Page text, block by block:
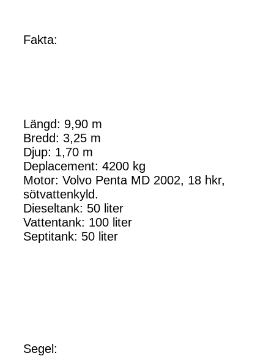
Fakta:
Längd: 9,90 m
Bredd: 3,25 m
Djup: 1,70 m
Deplacement: 4200 kg
Motor: Volvo Penta MD 2002, 18 hkr,
sötvattenkyld.
Dieseltank: 50 liter
Vattentank: 100 liter
Septitank: 50 liter
Segel: